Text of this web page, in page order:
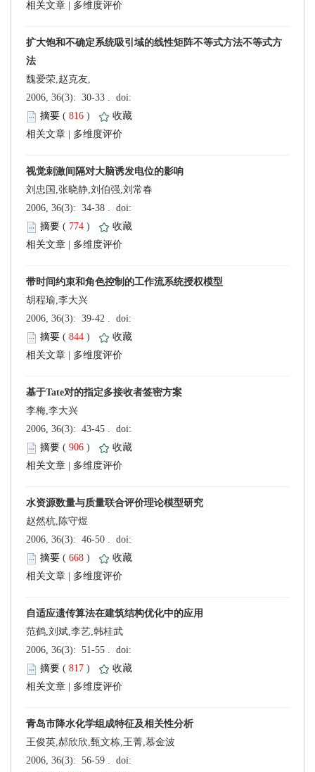
魏爱荣,赵克友,
(
)
刘忠国,张晓静,刘伯强,刘常春
(
)
胡程瑜,李大兴
(
)
李梅,李大兴
(
)
赵然杭,陈守煜
(
)
范鹤,刘斌,李艺,韩桂武
(
)
王俊英,郝欣欣,甄文栋,王菁,慕金波